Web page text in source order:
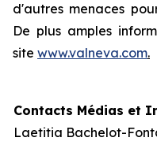
d'autres menaces
De plus amples
site www.valneva.com.
Contacts Médias et
Laetitia Bachelot-